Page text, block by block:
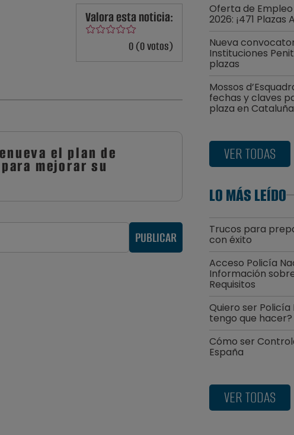
Valora esta noticia:
0 (0 votos)
el plan de
mejorar su
PUBLICAR
Oferta de
2026: ¡471 Plazas
Nueva
Instituciones
plazas
Mossos
fechas y claves
plaza en Cataluña
VER TODAS
LO MÁS LEÍDO
Trucos para
con éxito
Acceso Policía
Información
Requisitos
Quiero ser Policía
tengo que hacer?
Cómo ser
España
VER TODAS